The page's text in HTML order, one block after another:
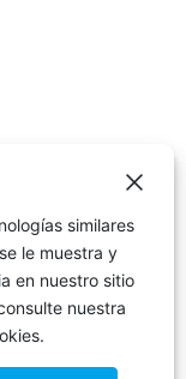
Co.,Ltd
similares
le muestra y
en nuestro sitio
nuestra